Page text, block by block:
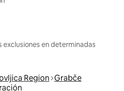
exclusiones en determinadas
Region Grabče